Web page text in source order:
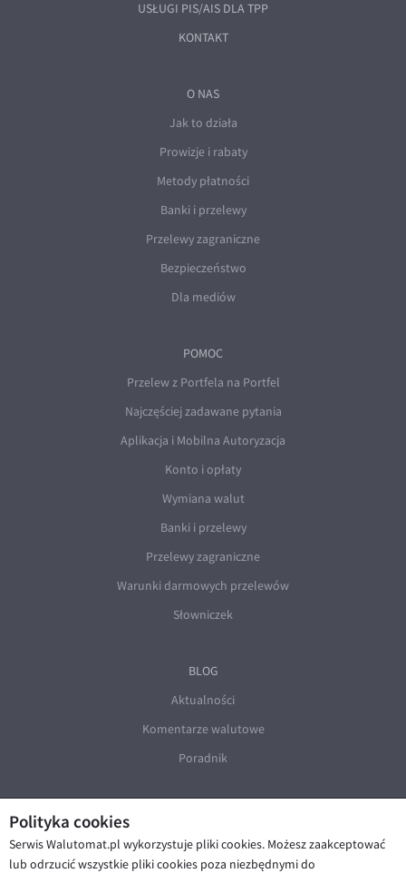
Polityka cookies
Serwis Walutomat.pl wykorzystuje pliki cookies. Możesz zaakceptować
lub odrzucić wszystkie pliki cookies poza niezbędnymi do
USŁUGI PIS/AIS DLA TPP
KONTAKT
O NAS
Jak to działa
Prowizje i rabaty
Metody płatności
Banki i przelewy
Przelewy zagraniczne
Bezpieczeństwo
Dla mediów
POMOC
Przelew z Portfela na Portfel
Najczęściej zadawane pytania
Aplikacja i Mobilna Autoryzacja
Konto i opłaty
Wymiana walut
Banki i przelewy
Przelewy zagraniczne
Warunki darmowych przelewów
Słowniczek
BLOG
Aktualności
Komentarze walutowe
Poradnik